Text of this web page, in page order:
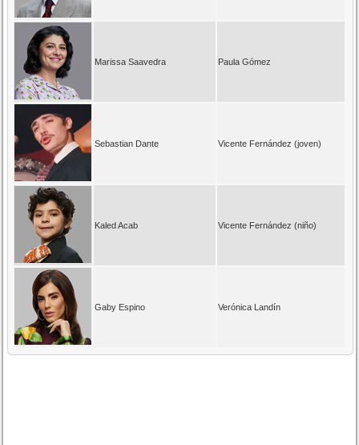
Marissa Saavedra Paula Gómez
Sebastian Dante Vicente Fernández (joven)
Kaled Acab Vicente Fernández (niño)
Gaby Espino Verónica Landín